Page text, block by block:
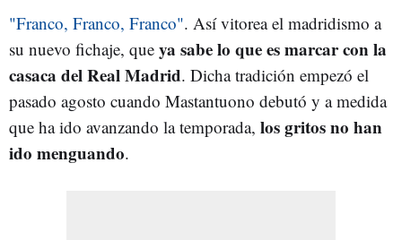
"Franco, Franco, Franco". Así vitorea el madridismo a
su nuevo fichaje, que ya sabe lo que es marcar con la
casaca del Real Madrid. Dicha tradición empezó el
pasado agosto cuando Mastantuono debutó y a medida
que ha ido avanzando la temporada, los gritos no han
ido menguando.